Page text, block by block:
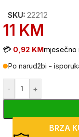
SKU: 22212
11 KM
💳 0,92 KMmjesečno
Po narudžbi -
- +
BRZA